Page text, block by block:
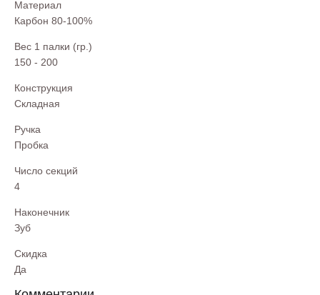
Материал
Карбон 80-100%
Вес 1 палки (гр.)
150 - 200
Конструкция
Складная
Ручка
Пробка
Число секций
4
Наконечник
Зуб
Скидка
Да